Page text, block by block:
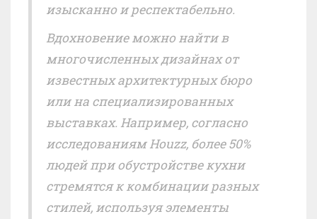
изысканно и респектабельно.
Вдохновение можно найти в
многочисленных дизайнах от
известных архитектурных бюро
или на специализированных
выставках. Например, согласно
исследованиям Houzz, более 50%
людей при обустройстве кухни
стремятся к комбинации разных
стилей, используя элементы